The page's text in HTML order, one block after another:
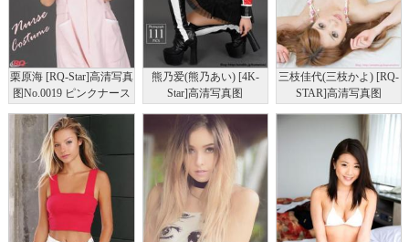
栗原海 [RQ-Star]高清写真
图No.0019 ピンクナース
熊乃爱(熊乃あい) [4K-
Star]高清写真图
ン」
三枝佳代(三枝かよ) [RQ-
STAR]高清写真图